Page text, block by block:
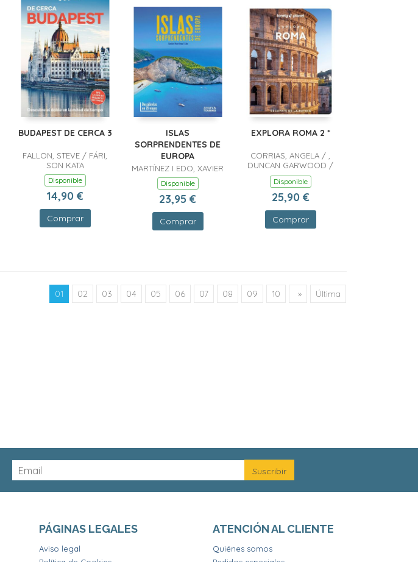
BUDAPEST DE CERCA 3
FALLON, STEVE / FÁRI,
SON KATA
Disponible
14,90 €
Comprar
ISLAS
SORPRENDENTES DE
EUROPA
MARTÍNEZ I EDO, XAVIER
Disponible
23,95 €
Comprar
EXPLORA ROMA 2 *
CORRIAS, ANGELA / ,
DUNCAN GARWOOD /
ZINNA, ANGELO
Disponible
25,90 €
Comprar
01 02 03 04 05 06 07 08 09 10 » Última
PÁGINAS LEGALES
Aviso legal
ATENCIÓN AL CLIENTE
Quiénes somos